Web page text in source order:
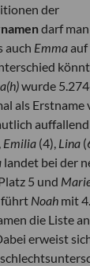
der
darf man
auch Emmaauf
wurde
als Erstname
Emilia (4), Lina
landet bei der
5 und
führt Noah mit
die Liste
erweist